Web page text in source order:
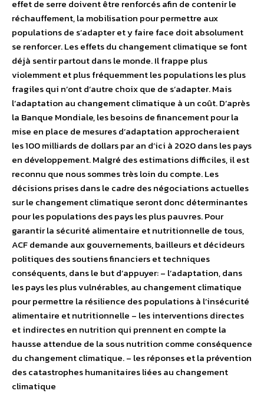
effet de serre doivent être renforcés afin de contenir le
réchauffement, la mobilisation pour permettre aux
populations de s’adapter et y faire face doit absolument
se renforcer. Les effets du changement climatique se font
déjà sentir partout dans le monde. Il frappe plus
violemment et plus fréquemment les populations les plus
fragiles qui n’ont d’autre choix que de s’adapter. Mais
l’adaptation au changement climatique à un coût. D’après
la Banque Mondiale, les besoins de financement pour la
mise en place de mesures d’adaptation approcheraient
les 100 milliards de dollars par an d’ici à 2020 dans les pays
en développement. Malgré des estimations difficiles, il est
reconnu que nous sommes très loin du compte. Les
décisions prises dans le cadre des négociations actuelles
sur le changement climatique seront donc déterminantes
pour les populations des pays les plus pauvres. Pour
garantir la sécurité alimentaire et nutritionnelle de tous,
ACF demande aux gouvernements, bailleurs et décideurs
politiques des soutiens financiers et techniques
conséquents, dans le but d’appuyer: – l’adaptation, dans
les pays les plus vulnérables, au changement climatique
pour permettre la résilience des populations à l’insécurité
alimentaire et nutritionnelle – les interventions directes
et indirectes en nutrition qui prennent en compte la
hausse attendue de la sous nutrition comme conséquence
du changement climatique. – les réponses et la prévention
des catastrophes humanitaires liées au changement
climatique